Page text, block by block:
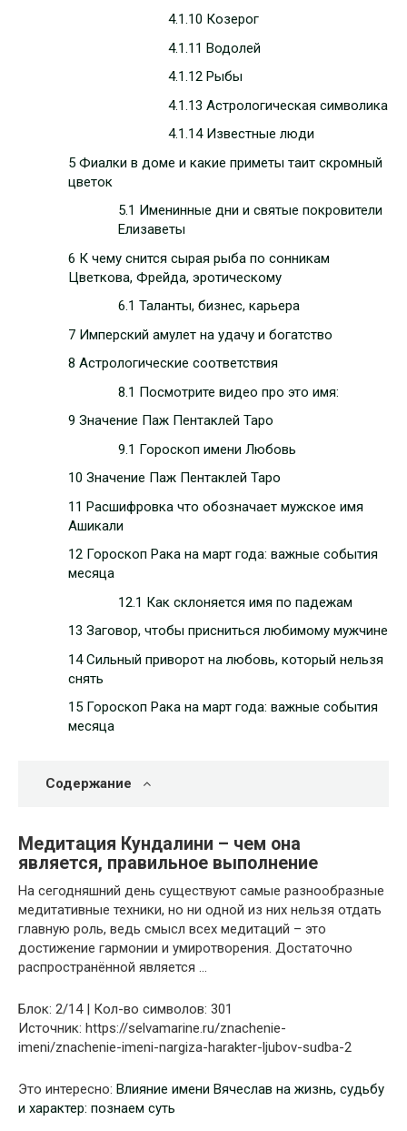
4.1.10 Козерог
4.1.11 Водолей
4.1.12 Рыбы
4.1.13 Астрологическая символика
4.1.14 Известные люди
5 Фиалки в доме и какие приметы таит скромный
цветок
5.1 Именинные дни и святые покровители
Елизаветы
6 К чему снится сырая рыба по сонникам
Цветкова, Фрейда, эротическому
6.1 Таланты, бизнес, карьера
7 Имперский амулет на удачу и богатство
8 Астрологические соответствия
8.1 Посмотрите видео про это имя:
9 Значение Паж Пентаклей Таро
9.1 Гороскоп имени Любовь
10 Значение Паж Пентаклей Таро
11 Расшифровка что обозначает мужское имя
Ашикали
12 Гороскоп Рака на март года: важные события
месяца
12.1 Как склоняется имя по падежам
13 Заговор, чтобы присниться любимому мужчине
14 Сильный приворот на любовь, который нельзя
снять
15 Гороскоп Рака на март года: важные события
месяца
Содержание
Медитация Кундалини – чем она
является, правильное выполнение
На сегодняшний день существуют самые разнообразные
медитативные техники, но ни одной из них нельзя отдать
главную роль, ведь смысл всех медитаций – это
достижение гармонии и умиротворения. Достаточно
распространённой является …
Блок: 2/14 | Кол-во символов: 301
Источник: https://selvamarine.ru/znachenie-
imeni/znachenie-imeni-nargiza-harakter-ljubov-sudba-2
Это интересно: Влияние имени Вячеслав на жизнь, судьбу
и характер: познаем суть